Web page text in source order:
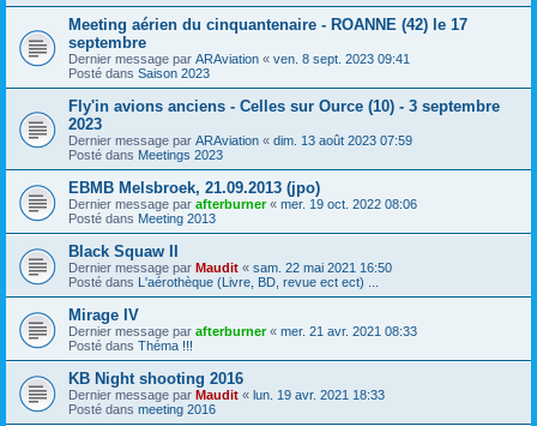
Meeting aérien du cinquantenaire - ROANNE (42) le 17
septembre
Dernier message par ARAviation « ven. 8 sept. 2023 09:41
Posté dans Saison 2023
Fly'in avions anciens - Celles sur Ource (10) - 3 septembre
2023
Dernier message par ARAviation « dim. 13 août 2023 07:59
Posté dans Meetings 2023
EBMB Melsbroek, 21.09.2013 (jpo)
Dernier message par afterburner« mer. 19 oct. 2022 08:06
Posté dans Meeting 2013
Black Squaw II
Dernier message par Maudit « sam. 22 mai 2021 16:50
Posté dans L'aérothèque (Livre, BD, revue ect ect) ...
Mirage IV
Dernier message par afterburner« mer. 21 avr. 2021 08:33
Posté dans Théma !!!
KB Night shooting 2016
Dernier message par Maudit « lun. 19 avr. 2021 18:33
Posté dans meeting 2016